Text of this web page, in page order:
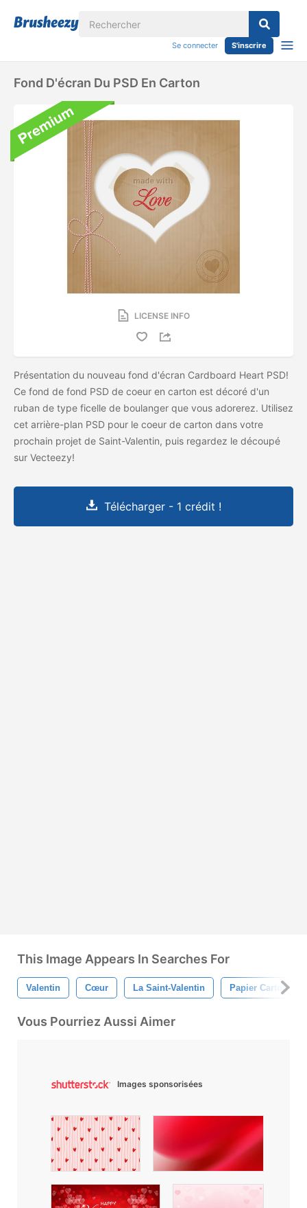
Se connecter S'inscrire
Fond D'écran Du PSD En Carton
LICENSE INFO
Présentation du nouveau fond d'écran Cardboard Heart PSD!
Ce fond de fond PSD de coeur en carton est décoré d'un
ruban de type ficelle de boulanger que vous adorerez. Utilisez
cet arrière-plan PSD pour le coeur de carton dans votre
prochain projet de Saint-Valentin, puis regardez le découpé
sur Vecteezy!
Télécharger - 1 crédit !
This Image Appears In Searches For
Valentin Cœur La Saint-Valentin Papier Carton
Vous Pourriez Aussi Aimer
Images sponsorisées